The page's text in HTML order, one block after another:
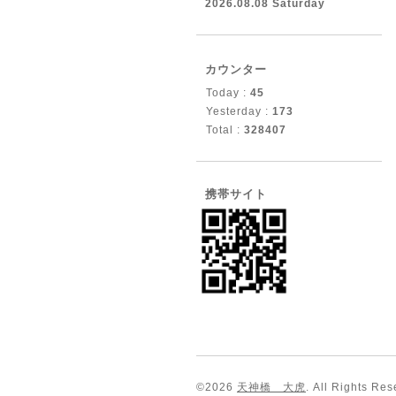
2026.08.08 Saturday
カウンター
Today : 45
Yesterday : 173
Total : 328407
携帯サイト
©2026 天神橋 大虎. All Rights